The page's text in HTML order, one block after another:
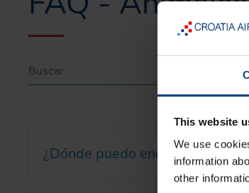
This website
We use
information
other
¿Dónde puedo encontrar